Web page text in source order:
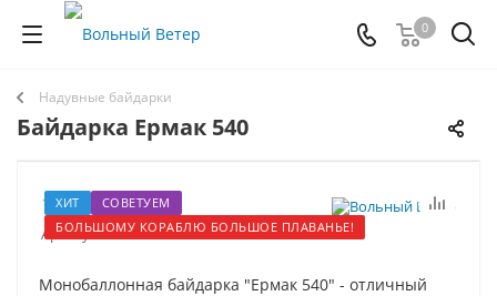
0
Надувные байдарки
Байдарка Ермак 540
ХИТ
СОВЕТУЕМ
БОЛЬШОМУ КОРАБЛЮ БОЛЬШОЕ ПЛАВАНЬЕ!
25
Артикул: 11044
Монобаллонная байдарка "Ермак 540" - отличный